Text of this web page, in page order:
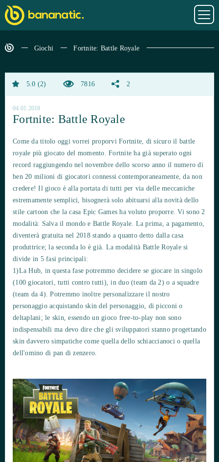
Giochi Fortnite: Battle Royale
5.0 2 7816 2
04.01.2018
Fortnite: Battle Royale
Come da titolo oggi vorrei proporvi Fortnite, di sicuro il battle
royale più giocato del momento. Fortnite ha già superato ogni
record raggiungendo nel novembre dello scorso anno il numero di
ben 20 milioni di giocatori connessi contemporaneamente, da non
credere! Il gioco è alla portata di tutti per via delle meccaniche
estremamente semplici, bisognerà solo abituarsi alla novità dello
stile cartoon che la casa Epic Games ha voluto proporre. Vi sono 2
modalità: Salva il mondo e Battle Royale. La prima, a pagamento,
diventerà gratuita nel 2018 stando a quanto detto dalla casa
produttrice; la seconda lo è già. La modalità Battle Royale si
divide in 5 fasi principali:
1)La Hub, in questa fase potremmo decidere se giocare in singolo
(100 giocatori, tutti contro tutti), in duo (team da 2) o a squadre
(team da 4). Potremmo inoltre personalizzare il nostro
personaggio acquistando skin del personaggio, di picconi o
deltaplani; le skin, essendo un gioco free-to-play non sono
indispensabili ma devo dire che gli sviluppatori stanno progettando
skin davvero simpatiche come quella dello schiaccianoci o quella
dell'omino di pan di zenzero.